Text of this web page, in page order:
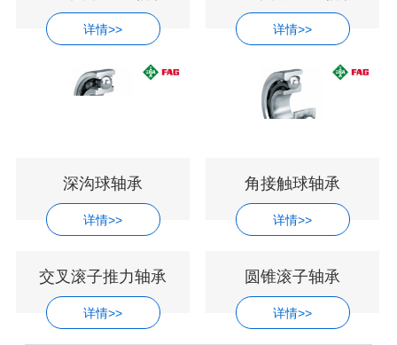
详情>> 详情>>
深沟球轴承
详情>>
角接触球轴承
详情>>
交叉滚子推力轴承
详情>>
圆锥滚子轴承
详情>>